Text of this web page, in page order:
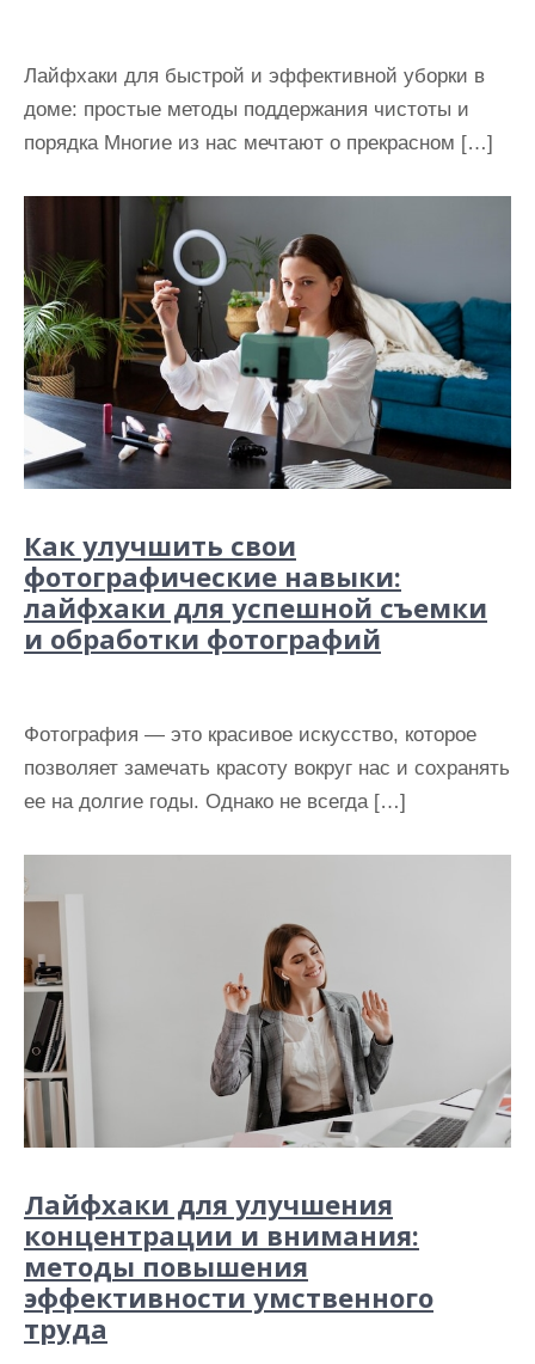
Лайфхаки для быстрой и эффективной уборки в
доме: простые методы поддержания чистоты и
порядка Многие из нас мечтают о прекрасном […]
Как улучшить свои
фотографические навыки:
лайфхаки для успешной съемки
и обработки фотографий
Фотография — это красивое искусство, которое
позволяет замечать красоту вокруг нас и сохранять
ее на долгие годы. Однако не всегда […]
Лайфхаки для улучшения
концентрации и внимания:
методы повышения
эффективности умственного
труда